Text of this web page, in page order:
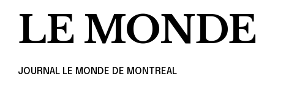
LE MONDE
JOURNAL LE MONDE DE MONTREAL